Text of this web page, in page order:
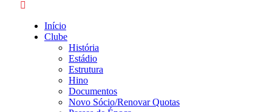
Início
Clube
História
Estádio
Estrutura
Hino
Documentos
Novo Sócio/Renovar Quotas